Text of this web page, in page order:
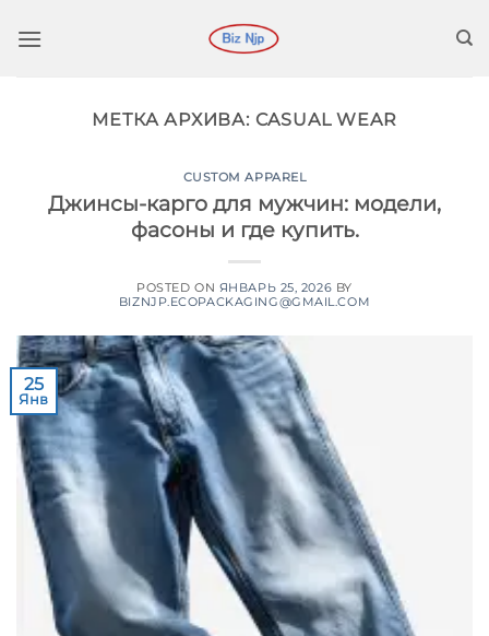
МЕТКА АРХИВА: CASUAL WEAR
CUSTOM APPAREL
Джинсы-карго для мужчин: модели,
фасоны и где купить.
POSTED ON ЯНВАРЬ 25, 2026 BY
BIZNJP.ECOPACKAGING@GMAIL.COM
25
Янв